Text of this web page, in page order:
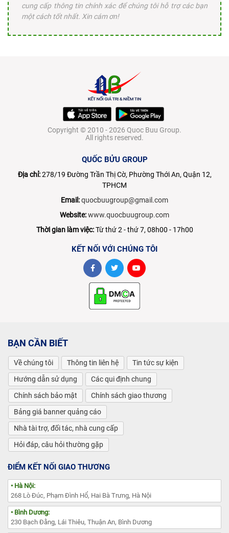
cung cấp thông tin chính xác để chúng tôi hỗ trợ các bạn
một cách tốt nhất. Xin cám ơn!
Copyright © 2010 - 2026 Quoc Buu Group.
All rights reserved.
QUỐC BỬU GROUP
Địa chỉ:278/19 Đường Trần Thị Cờ, Phường Thới An, Quận 12,
TPHCM
Email:quocbuugroup@gmail.com
Website:www.quocbuugroup.com
Thời gian làm việc:Từ thứ 2 - thứ 7, 08h00 - 17h00
KẾT NỐI VỚI CHÚNG TÔI
BẠN CẦN BIẾT
Về chúng tôi Thông tin liên hệ
Tin tức sự kiện
Hướng dẫn sử dụng
Các qui định chung
Chính sách bảo mật
Chính sách giao thương
Bảng giá banner quảng cáo
Nhà tài trợ, đối tác, nhà cung cấp
Hỏi đáp, câu hỏi thường gặp
ĐIỂM KẾT NỐI GIAO THƯƠNG
• Hà Nội:
268 Lò Đúc, Phạm Đình Hổ, Hai Bà Trưng, Hà Nội
• Bình Dương:
230 Bạch Đằng, Lái Thiêu, Thuận An, Bình Dương